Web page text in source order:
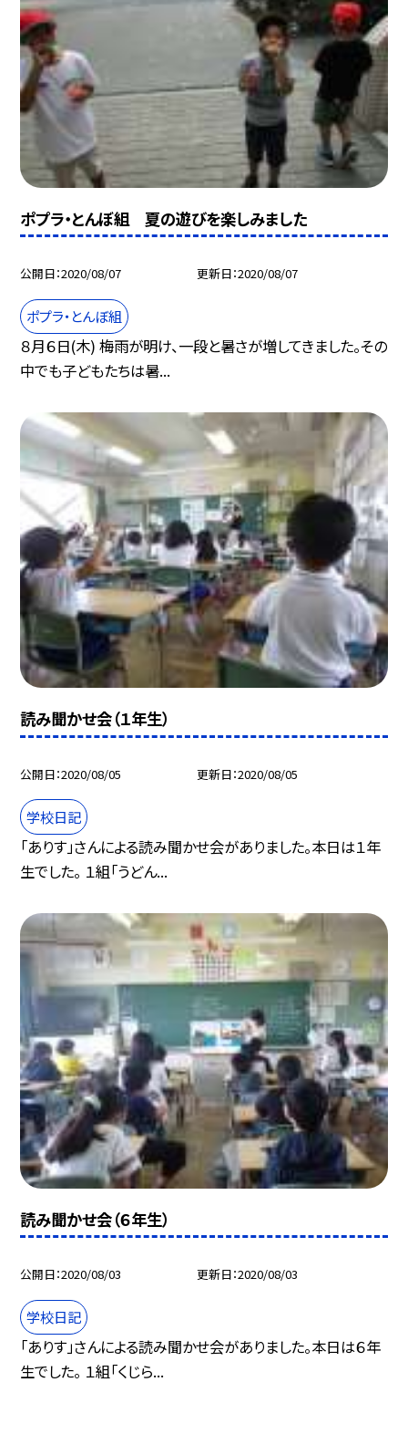
ポプラ・とんぼ組 夏の遊びを楽しみました
公開日 2020/08/07 更新日 2020/08/07
ポプラ・とんぼ組
８月６日(木) 梅雨が明け、一段と暑さが増してきました。その
中でも子どもたちは暑...
読み聞かせ会（１年生）
公開日 2020/08/05 更新日 2020/08/05
学校日記
「ありす」さんによる読み聞かせ会がありました。本日は１年
生でした。 １組「うどん...
読み聞かせ会（６年生）
公開日 2020/08/03 更新日 2020/08/03
学校日記
「ありす」さんによる読み聞かせ会がありました。本日は６年
生でした。 １組「くじら...